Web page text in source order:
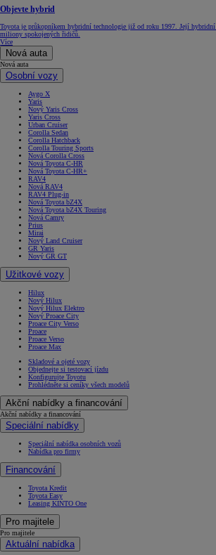
Objevte hybrid
Toyota je průkopníkem hybridní technologie již od roku 1997. Její hybridní
miliony spokojených řidičů.
Více
Nová auta
Nová auta
Osobní vozy
Aygo X
Yaris
Nový Yaris Cross
Yaris Cross
Urban Cruiser
Corolla Sedan
Corolla Hatchback
Corolla Touring Sports
Nová Corolla Cross
Nová Toyota C-HR
Nová Toyota C-HR+
RAV4
Nová RAV4
RAV4 Plug-in
Nová Toyota bZ4X
Nová Toyota bZ4X Touring
Nová Camry
Prius
Mirai
Nový Land Cruiser
GR Yaris
Nový GR GT
Užitkové vozy
Hilux
Nový Hilux
Nový Hilux Elektro
Nový Proace City
Proace City Verso
Proace
Proace Verso
Proace Max
Skladové a ojeté vozy
Objednejte si testovací jízdu
Konfigurujte Toyotu
Prohlédněte si ceníky všech modelů
Akční nabídky a financování
Akční nabídky a financování
Speciální nabídky
Speciální nabídka osobních vozů
Nabídka pro firmy
Financování
Toyota Kredit
Toyota Easy
Leasing KINTO One
Pro majitele
Pro majitele
Aktuální nabídka